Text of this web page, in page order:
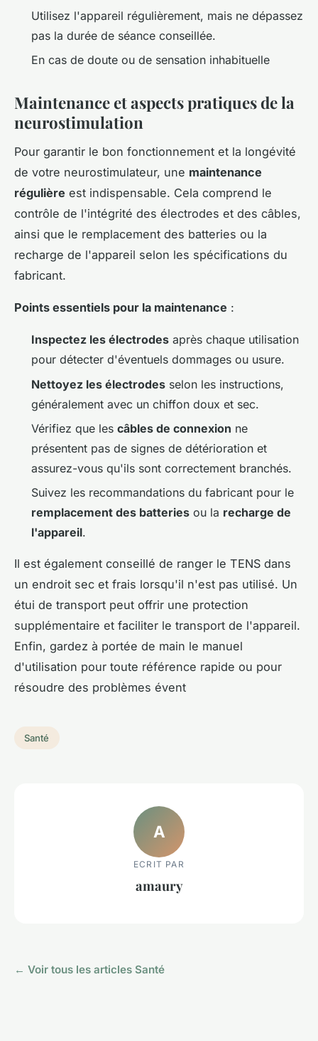
Utilisez l'appareil régulièrement, mais ne dépassez
pas la durée de séance conseillée.
En cas de doute ou de sensation inhabituelle
Maintenance et aspects pratiques de la
neurostimulation
Pour garantir le bon fonctionnement et la longévité
de votre neurostimulateur, une maintenance
régulière est indispensable. Cela comprend le
contrôle de l'intégrité des électrodes et des câbles,
ainsi que le remplacement des batteries ou la
recharge de l'appareil selon les spécifications du
fabricant.
Points essentiels pour la maintenance :
Inspectez les électrodes après chaque utilisation
pour détecter d'éventuels dommages ou usure.
Nettoyez les électrodes selon les instructions,
généralement avec un chiffon doux et sec.
Vérifiez que les câbles de connexion ne
présentent pas de signes de détérioration et
assurez-vous qu'ils sont correctement branchés.
Suivez les recommandations du fabricant pour le
remplacement des batteries ou la recharge de
l'appareil.
Il est également conseillé de ranger le TENS dans
un endroit sec et frais lorsqu'il n'est pas utilisé. Un
étui de transport peut offrir une protection
supplémentaire et faciliter le transport de l'appareil.
Enfin, gardez à portée de main le manuel
d'utilisation pour toute référence rapide ou pour
résoudre des problèmes évent
Santé
A
ECRIT PAR
amaury
← Voir tous les articles Santé